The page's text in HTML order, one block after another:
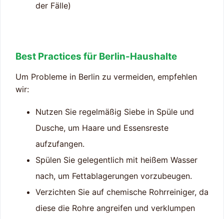
der Fälle)
Best Practices für Berlin-Haushalte
Um Probleme in Berlin zu vermeiden, empfehlen
wir:
Nutzen Sie regelmäßig Siebe in Spüle und
Dusche, um Haare und Essensreste
aufzufangen.
Spülen Sie gelegentlich mit heißem Wasser
nach, um Fettablagerungen vorzubeugen.
Verzichten Sie auf chemische Rohrreiniger, da
diese die Rohre angreifen und verklumpen